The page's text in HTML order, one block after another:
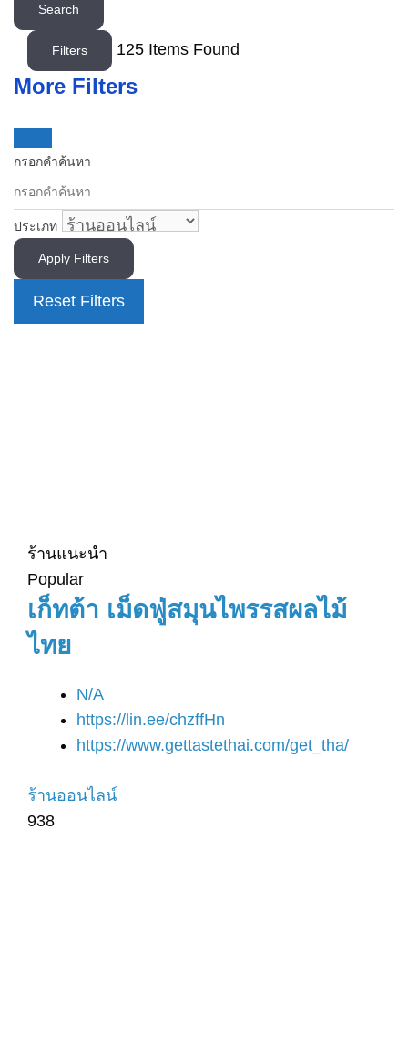
Search
Filters 125 Items Found
More Filters
กรอกคำค้นหา
ประเภท
Apply Filters
Reset Filters
ร้านแนะนำ
Popular
เก็ทต้า เม็ดฟู่สมุนไพรรสผลไม้
ไทย
N/A
https://lin.ee/chzffHn
https://www.gettastethai.com/get_tha/
ร้านออนไลน์
938